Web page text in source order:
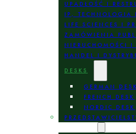
UPADŁOŚĆ I
IP, TECHNOLOGIA
LIFE SCIENCES I
ZAMÓWIENIA
NIERUCHOMOŚCI I
HANDEL I
DESKS
GERMAN DESK
FRENCH DESK
NORDIC DESK